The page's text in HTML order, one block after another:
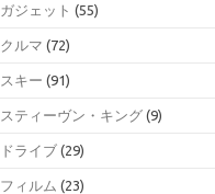
ガジェット (55)
クルマ (72)
スキー (91)
スティーヴン・キング (9)
ドライブ (29)
フィルム (23)